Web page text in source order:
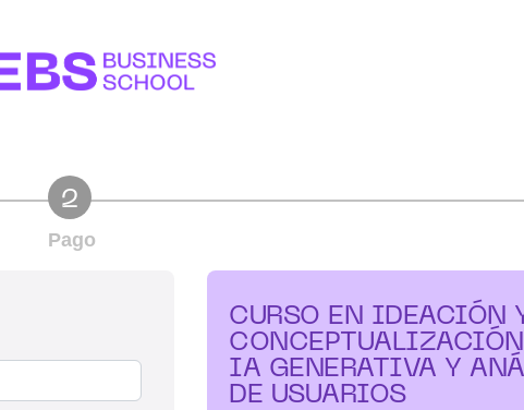
2
Pago
CURSO EN IDEACIÓN
IA GENERATIVA Y
DE USUARIOS